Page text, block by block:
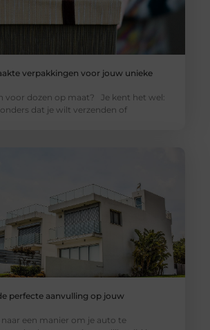
verpakkingen voor jouw unieke
voor dozen op maat? Je kent het wel:
dat je wilt verzenden of
perfecte aanvulling op jouw
naar een manier om je auto te